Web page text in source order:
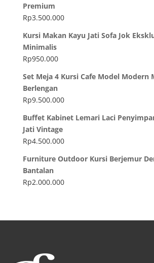
Premium
Rp3.500.000
Kursi Makan Kayu Jati Sofa Jok
Minimalis
Rp950.000
Set Meja 4 Kursi Cafe Model Modern
Berlengan
Rp9.500.000
Buffet Kabinet Lemari Laci
Jati Vintage
Rp4.500.000
Furniture Outdoor Kursi Berjemur
Bantalan
Rp2.000.000